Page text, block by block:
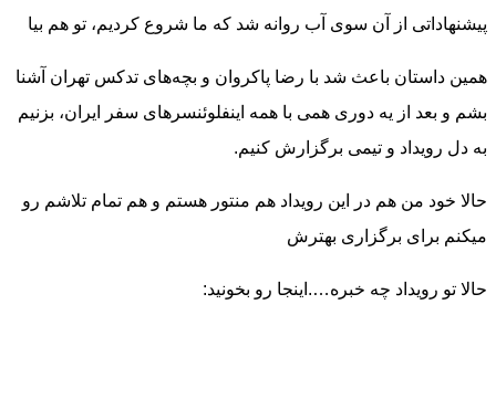
پیشنهاداتی از آن سوی آب روانه شد که ما شروع کردیم، تو هم بیا
همین داستان باعث شد با رضا پاکروان و بچه‌های تدکس تهران آشنا
بشم و بعد از یه دوری همی با همه اینفلوئنسرهای سفر ایران، بزنیم
به دل رویداد و تیمی برگزارش کنیم.
حالا خود من هم در این رویداد هم منتور هستم و هم تمام تلاشم رو
میکنم برای برگزاری بهترش
حالا تو رویداد چه خبره….اینجا رو بخونید: